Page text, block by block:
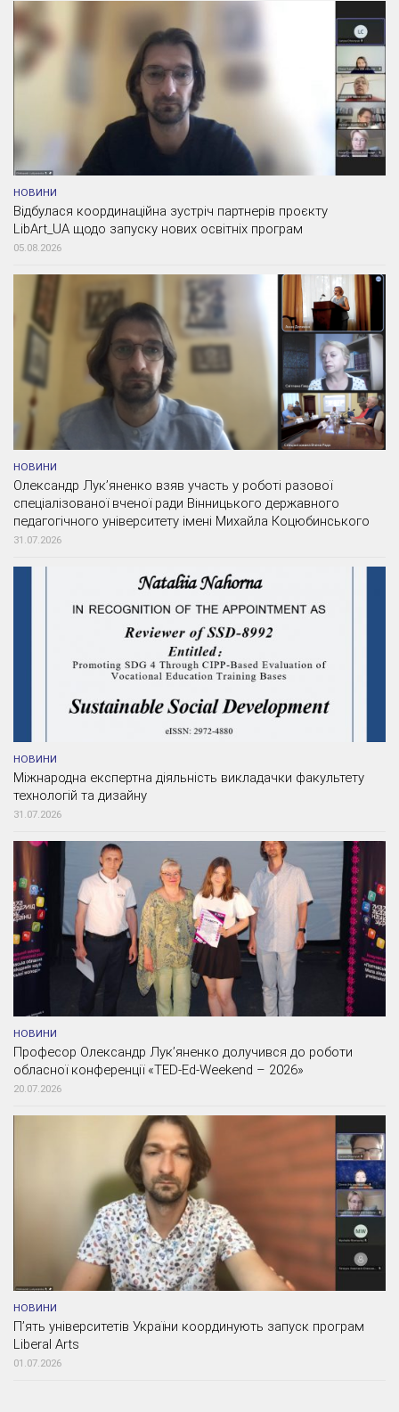
НОВИНИ
Відбулася координаційна зустріч партнерів проєкту
LibArt_UA щодо запуску нових освітніх програм
05.08.2026
НОВИНИ
Олександр Лук’яненко взяв участь у роботі разової
спеціалізованої вченої ради Вінницького державного
педагогічного університету імені Михайла Коцюбинського
31.07.2026
НОВИНИ
Міжнародна експертна діяльність викладачки факультету
технологій та дизайну
31.07.2026
НОВИНИ
Професор Олександр Лук’яненко долучився до роботи
обласної конференції «TED-Ed-Weekend – 2026»
20.07.2026
НОВИНИ
П’ять університетів України координують запуск програм
Liberal Arts
01.07.2026